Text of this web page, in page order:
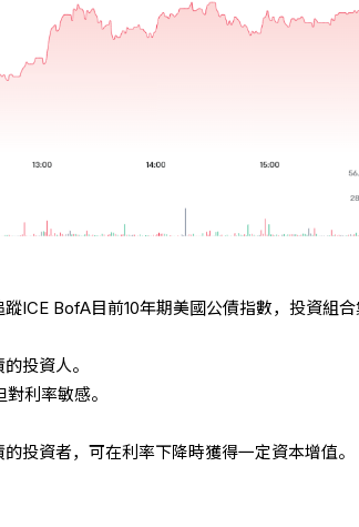
ICE BofA目前10年期美國公債指數，投資組
投資人。
利率敏感。
投資者，可在利率下降時獲得一定資本增值。